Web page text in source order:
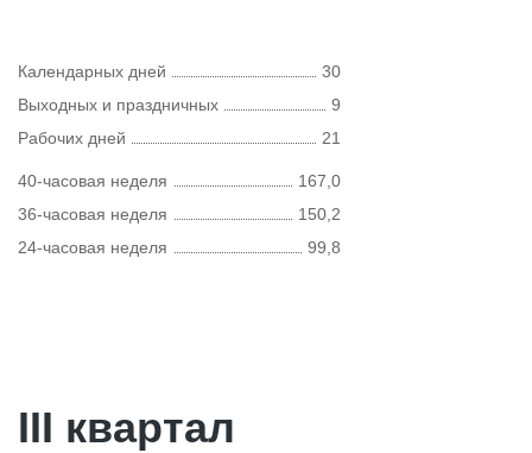
Календарных дней
30
Выходных и праздничных
9
Рабочих дней
21
40-часовая неделя
167,0
36-часовая неделя
150,2
24-часовая неделя
99,8
III квартал